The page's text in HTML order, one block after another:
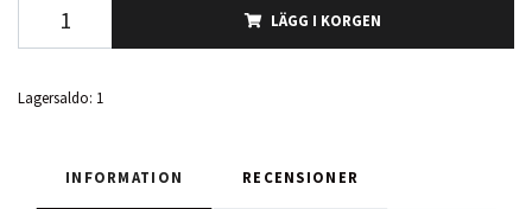
LÄGG I KORGEN
Lagersaldo: 1
INFORMATION RECENSIONER